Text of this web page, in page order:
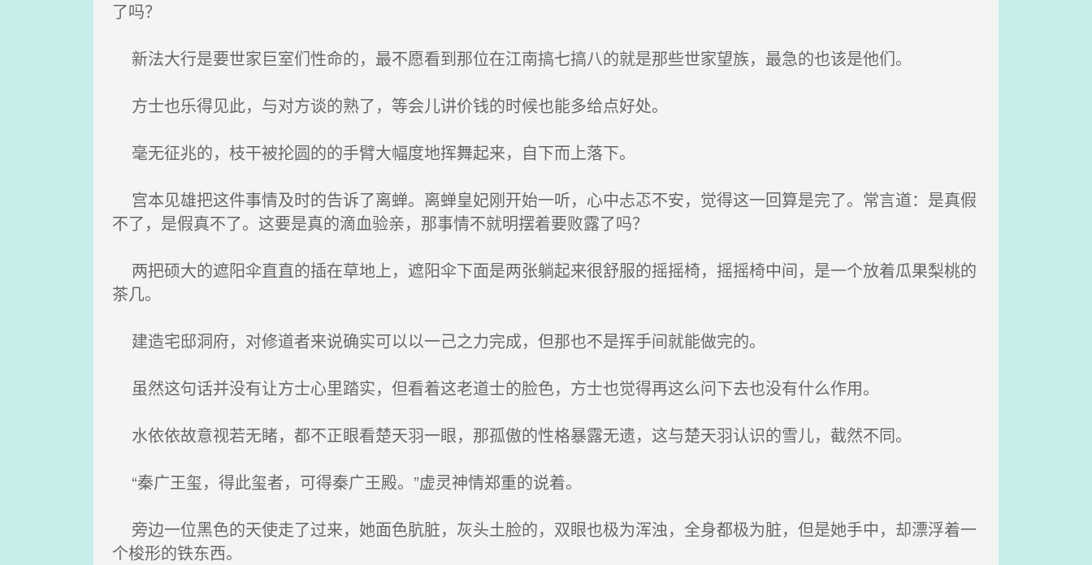
了吗？
新法大行是要世家巨室们性命的，最不愿看到那位在江南搞七搞八的就是那些世家望族，最急的也该是他们。
方士也乐得见此，与对方谈的熟了，等会儿讲价钱的时候也能多给点好处。
毫无征兆的，枝干被抡圆的的手臂大幅度地挥舞起来，自下而上落下。
宫本见雄把这件事情及时的告诉了离蝉。离蝉皇妃刚开始一听，心中忐忑不安，觉得这一回算是完了。常言道：是真假
不了，是假真不了。这要是真的滴血验亲，那事情不就明摆着要败露了吗？
两把硕大的遮阳伞直直的插在草地上，遮阳伞下面是两张躺起来很舒服的摇摇椅，摇摇椅中间，是一个放着瓜果梨桃的
茶几。
建造宅邸洞府，对修道者来说确实可以以一己之力完成，但那也不是挥手间就能做完的。
虽然这句话并没有让方士心里踏实，但看着这老道士的脸色，方士也觉得再这么问下去也没有什么作用。
水依依故意视若无睹，都不正眼看楚天羽一眼，那孤傲的性格暴露无遗，这与楚天羽认识的雪儿，截然不同。
“秦广王玺，得此玺者，可得秦广王殿。”虚灵神情郑重的说着。
旁边一位黑色的天使走了过来，她面色肮脏，灰头土脸的，双眼也极为浑浊，全身都极为脏，但是她手中，却漂浮着一
个梭形的铁东西。